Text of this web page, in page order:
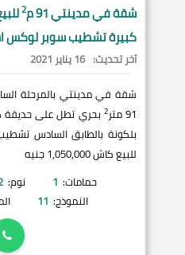
شقة فيمدينتي 2
كبيرة تشطيب سوبر لوكس استلام
آخر تحديث: 16 يناير 2021
شقة في مدينتي بالمرحلة
91 متر
2
بلكونة بالطابق السادس
للبيع كاش 1,050,000 جنيه
حمامات: 1 نوم:
النموذج: 11